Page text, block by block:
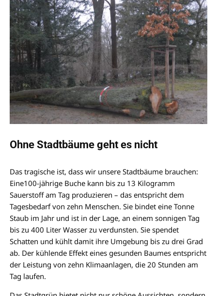
Ohne Stadtbäume geht es nicht
Das tragische ist, dass wir unsere Stadtbäume brauchen:
Eine100-jährige Buche kann bis zu 13 Kilogramm
Sauerstoff am Tag produzieren – das entspricht dem
Tagesbedarf von zehn Menschen. Sie bindet eine Tonne
Staub im Jahr und ist in der Lage, an einem sonnigen Tag
bis zu 400 Liter Wasser zu verdunsten. Sie spendet
Schatten und kühlt damit ihre Umgebung bis zu drei Grad
ab. Der kühlende Effekt eines gesunden Baumes entspricht
der Leistung von zehn Klimaanlagen, die 20 Stunden am
Tag laufen.